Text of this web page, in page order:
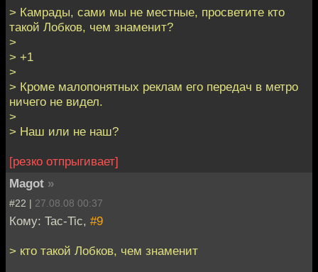
> Камрады, сами мы не местные, просветите кто
такой Лобков, чем знаменит?
>
> +1
>
> Кроме малопонятных реклам его передач в метро
ничего не видел.
>
> Наш или не наш?
[резко отпрыгивает]
Magot »
#22 | 27.08.08 00:37
Кому: Tac-Tic, #9
> кто такой Лобков, чем знаменит